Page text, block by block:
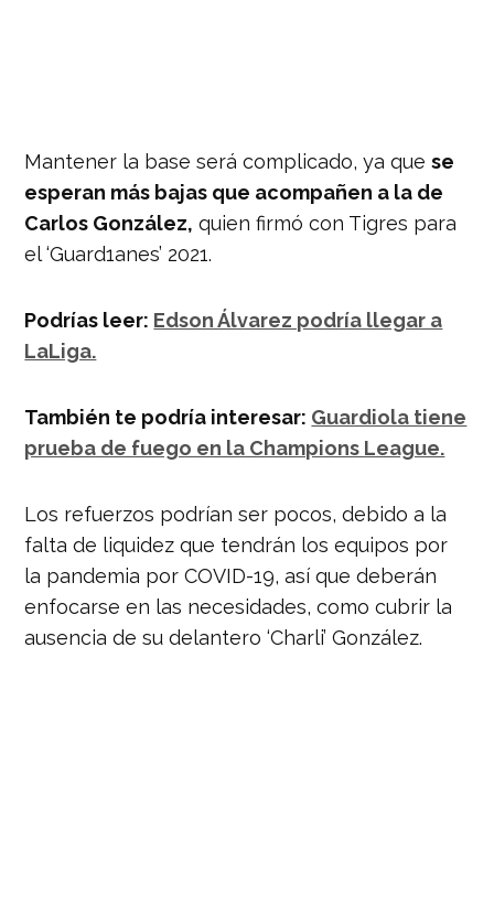
Mantener la base será complicado, ya quese
esperan más bajas que acompañen a la de
Carlos González, quien firmó con Tigres para
el ‘Guard1anes’ 2021.
Podrías leer: Edson Álvarez podría llegar a
LaLiga.
También te podría interesar: Guardiola tiene
prueba de fuego en la Champions League.
Los refuerzos podrían ser pocos, debido a la
falta de liquidez que tendrán los equipos por
la pandemia por COVID-19, así que deberán
enfocarse en las necesidades, como cubrir la
ausencia de su delantero ‘Charli’ González.